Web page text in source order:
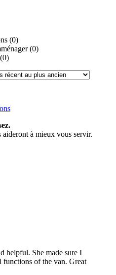
(0)
(0)
à mieux vous servir.
helpful. She made sure I
functions of the van. Great